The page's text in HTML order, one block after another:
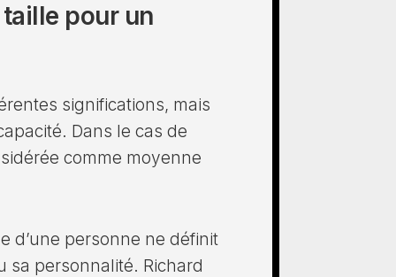
pour un
significations, mais
Dans le cas de
comme moyenne
d’une personne ne définit
sa personnalité. Richard